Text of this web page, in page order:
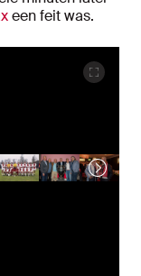
een feit was.